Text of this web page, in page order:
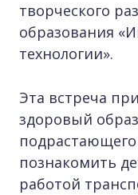
творческого
образования
технологии».
Эта встреча
здоровый
познакомить
работой